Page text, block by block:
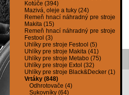
Kotúče (394)
Mazivá, oleje a tuky (24)
Remeň hnací náhradný pre stroje
Makita (15)
Remeň hnací náhradný pre stroje
Festool (3)
Uhlíky pre stroje Festool (5)
Uhlíky pre stroje Makita (41)
Uhlíky pre stroje Metabo (75)
Uhlíky pre stroje Extol (32)
Uhlíky pre stroje Black&Decker (1)
Vrtáky (848)
Odhrotovače (4)
Sukovníky (64)